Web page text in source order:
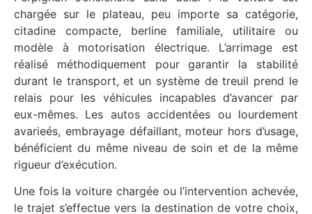
chargée sur le plateau, peu importe sa catégorie,
citadine compacte, berline familiale, utilitaire ou
modèle à motorisation électrique. L’arrimage est
réalisé méthodiquement pour garantir la stabilité
durant le transport, et un système de treuil prend le
relais pour les véhicules incapables d’avancer par
eux-mêmes. Les autos accidentées ou lourdement
avarieés, embrayage défaillant, moteur hors d’usage,
bénéficient du même niveau de soin et de la même
rigueur d’exécution.
Une fois la voiture chargée ou l’intervention achevée,
le trajet s’effectue vers la destination de votre choix,